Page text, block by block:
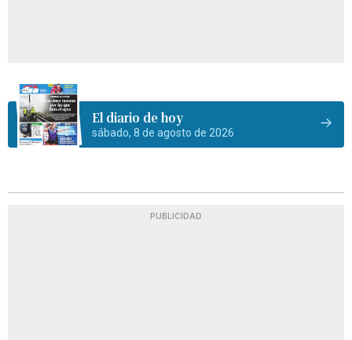
El diario de hoy
sábado, 8 de agosto de 2026
PUBLICIDAD